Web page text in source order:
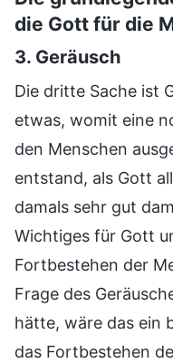
die Gott für die
3. Geräusch
Die dritte Sache ist
etwas, womit eine
den Menschen
entstand, als Gott
damals sehr gut
Wichtiges für Gott
Fortbestehen der
Frage des
hätte, wäre das ein
das Fortbestehen